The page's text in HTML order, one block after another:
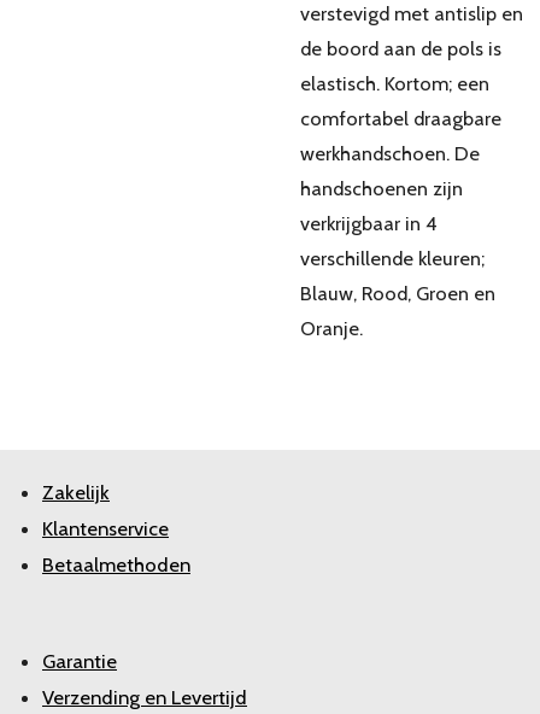
verstevigd met antislip en
de boord aan de pols is
elastisch. Kortom; een
comfortabel draagbare
werkhandschoen. De
handschoenen zijn
verkrijgbaar in 4
verschillende kleuren;
Blauw, Rood, Groen en
Oranje.
Zakelijk
Klantenservice
Betaalmethoden
Garantie
Verzending en Levertijd